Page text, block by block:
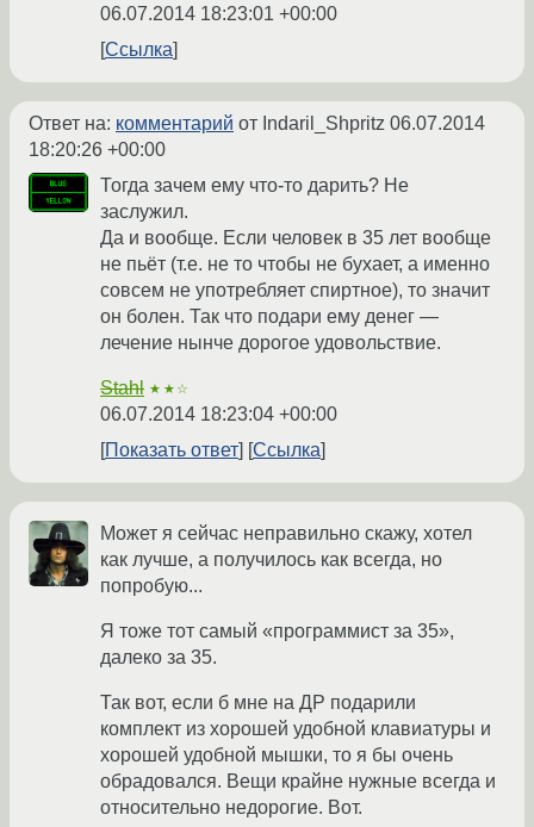
06.07.2014 18:23:01 +00:00
Ссылка
Ответ на: комментарий от Indaril_Shpritz 06.07.2014
18:20:26 +00:00
Тогда зачем ему что-то дарить? Не
заслужил.
Да и вообще. Если человек в 35 лет вообще
не пьёт (т.е. не то чтобы не бухает, а именно
совсем не употребляет спиртное), то значит
он болен. Так что подари ему денег —
лечение нынче дорогое удовольствие.
Stahl ★★☆
06.07.2014 18:23:04 +00:00
Показать ответ
Ссылка
Может я сейчас неправильно скажу, хотел
как лучше, а получилось как всегда, но
попробую...
Я тоже тот самый «программист за 35»,
далеко за 35.
Так вот, если б мне на ДР подарили
комплект из хорошей удобной клавиатуры и
хорошей удобной мышки, то я бы очень
обрадовался. Вещи крайне нужные всегда и
относительно недорогие. Вот.